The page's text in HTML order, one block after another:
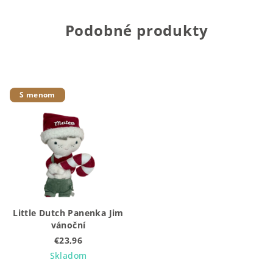
Podobné produkty
S menom
Little Dutch Panenka Jim
vánoční
€23,96
Skladom